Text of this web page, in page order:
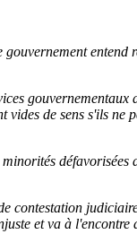
entend
de sens s'ils ne
défavorisées
contestation
et va à